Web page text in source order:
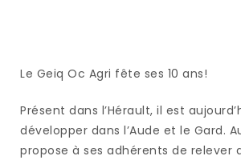
Le Geiq Oc Agri fête ses 10 ans!
Présent dans l’Hérault, il est
développer dans l’Aude et le Gard.
propose à ses adhérents de relever